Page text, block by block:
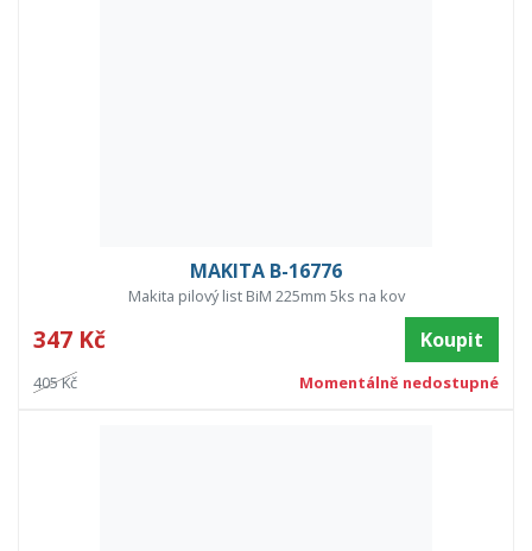
MAKITA B-16776
Makita pilový list BiM 225mm 5ks na kov
347 Kč Koupit
405 Kč Momentálně nedostupné